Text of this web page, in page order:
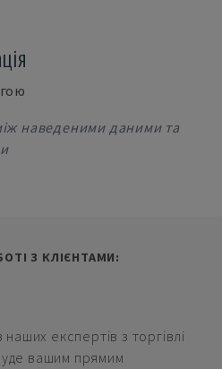
наведеними даними та
З КЛІЄНТАМИ:
наших експертів з торгівлі
вашим прямим